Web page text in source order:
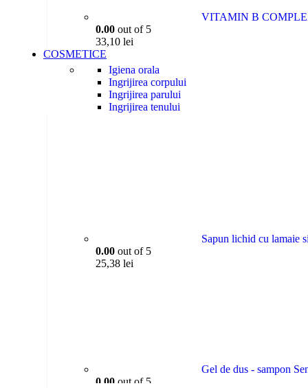
VITAMIN B
0.00 out of 5
33,10 lei
COSMETICE
Igiena orala
Ingrijirea corpului
Ingrijirea parului
Ingrijirea tenului
Sapun lichid cu lamaie
0.00 out of 5
25,38 lei
Gel de dus - sampon
0.00 out of 5